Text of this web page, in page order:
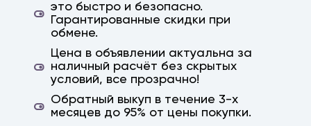
Краснодар, Ростов, Ростов-на-Дону,
Саратов, Астрахань, Михайловка, кача,
ерзовка, элиста, калмыкия, камышин,
дубовка, заказ авто, авто на заказ,
параллельный импорт, япония, корея, китай,
немецкие авто, гарантия, высокая оценка
это быстро и безопасно.
Гарантированные скидки при
обмене.
Цена в объявлении актуальна за
наличный расчёт без скрытых
условий, все прозрачно!
Обратный выкуп в течение 3-х
месяцев до 95% от цены покупки.